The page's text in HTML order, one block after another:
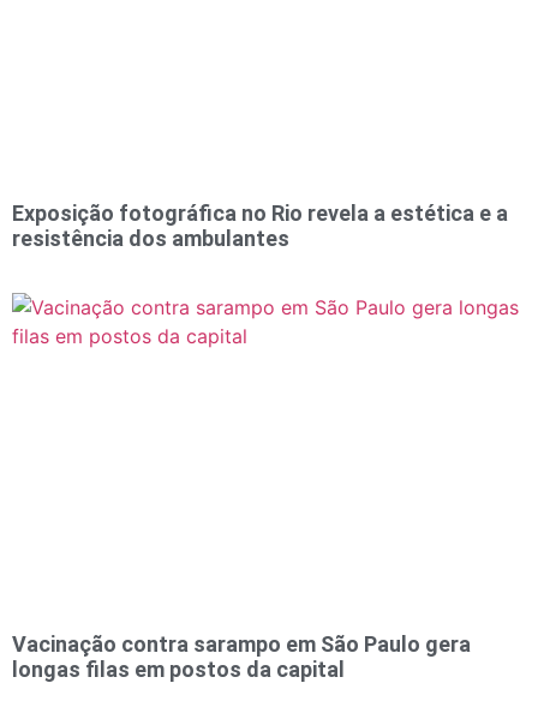
Exposição fotográfica no Rio revela a estética e a
resistência dos ambulantes
Vacinação contra sarampo em São Paulo gera
longas filas em postos da capital